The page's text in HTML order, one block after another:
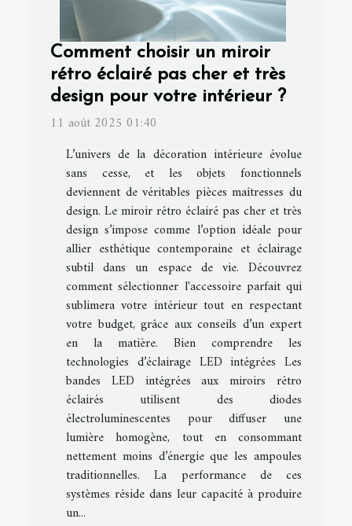
Comment choisir un miroir
rétro éclairé pas cher et très
design pour votre intérieur ?
11 août 2025 01:40
L’univers de la décoration intérieure évolue
sans cesse, et les objets fonctionnels
deviennent de véritables pièces maîtresses du
design. Le miroir rétro éclairé pas cher et très
design s’impose comme l’option idéale pour
allier esthétique contemporaine et éclairage
subtil dans un espace de vie. Découvrez
comment sélectionner l'accessoire parfait qui
sublimera votre intérieur tout en respectant
votre budget, grâce aux conseils d’un expert
en la matière. Bien comprendre les
technologies d’éclairage LED intégrées Les
bandes LED intégrées aux miroirs rétro
éclairés utilisent des diodes
électroluminescentes pour diffuser une
lumière homogène, tout en consommant
nettement moins d’énergie que les ampoules
traditionnelles. La performance de ces
systèmes réside dans leur capacité à produire
un...